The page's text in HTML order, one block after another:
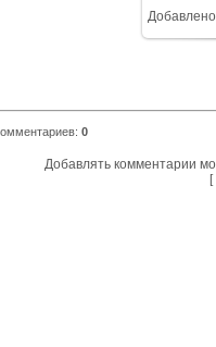
Добавлено
: 0
Добавлять комментарии
[